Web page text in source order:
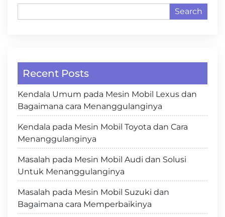
Search
Recent Posts
Kendala Umum pada Mesin Mobil Lexus dan
Bagaimana cara Menanggulanginya
Kendala pada Mesin Mobil Toyota dan Cara
Menanggulanginya
Masalah pada Mesin Mobil Audi dan Solusi
Untuk Menanggulanginya
Masalah pada Mesin Mobil Suzuki dan
Bagaimana cara Memperbaikinya